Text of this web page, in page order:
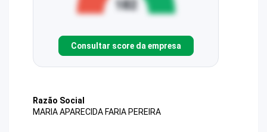
Consultar score da empresa
Razão Social
MARIA APARECIDA FARIA PEREIRA